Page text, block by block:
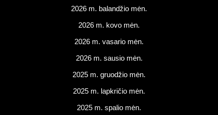
2026 m. balandžio mėn.
2026 m. kovo mėn.
2026 m. vasario mėn.
2026 m. sausio mėn.
2025 m. gruodžio mėn.
2025 m. lapkričio mėn.
2025 m. spalio mėn.